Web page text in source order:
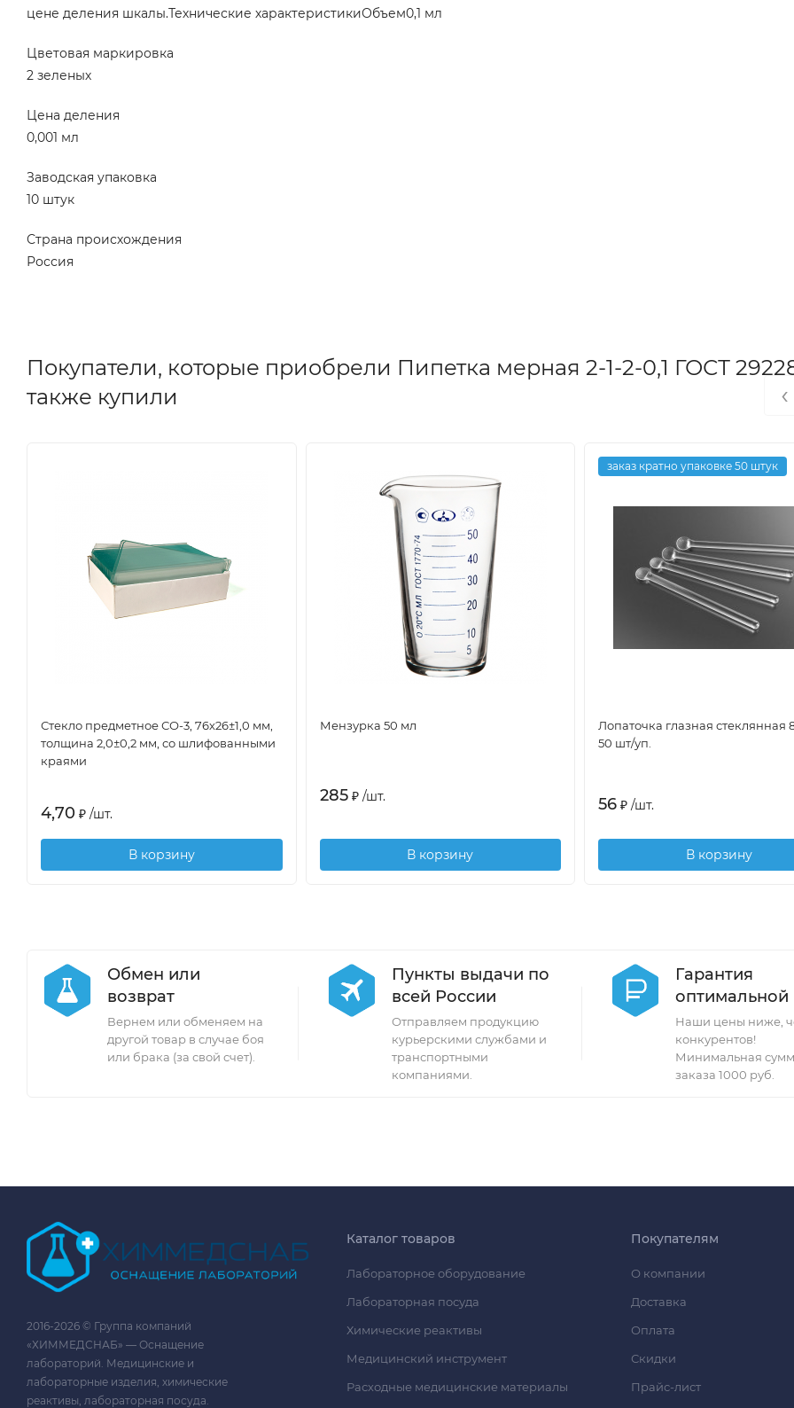
цене деления шкалы.Технические характеристикиОбъем0,1 мл
Цветовая маркировка
2 зеленых
Цена деления
0,001 мл
Заводская упаковка
10 штук
Страна происхождения
Россия
Покупатели, которые приобрели Пипетка мерная 2-1-2-0,1 ГОСТ
также купили
Стекло предметное СО-3, 76х26±1,0 мм,
толщина 2,0±0,2 мм, со шлифованными
краями
4,70 ₽ /шт.
В корзину
Мензурка 50 мл
285 ₽ /шт.
В корзину
заказ кратно упаковке 50 штук
Лопаточка глазная стеклянная
50 шт/уп.
56 ₽ /шт.
В корзину
‹
Обмен или
возврат
Вернем или обменяем на
другой товар в случае боя
или брака (за свой счет).
Пункты выдачи по
всей России
Отправляем продукцию
курьерскими службами и
транспортными
компаниями.
Гарантия
оптимальной
Наши цены ниже,
конкурентов!
Минимальная
заказа 1000 руб.
2016-2026 © Группа компаний
«ХИММЕДСНАБ» — Оснащение
лабораторий. Медицинские и
лабораторные изделия, химические
реактивы, лабораторная посуда.
Каталог товаров
Лабораторное оборудование
Лабораторная посуда
Химические реактивы
Медицинский инструмент
Расходные медицинские материалы
Покупателям
О компании
Доставка
Оплата
Скидки
Прайс-лист